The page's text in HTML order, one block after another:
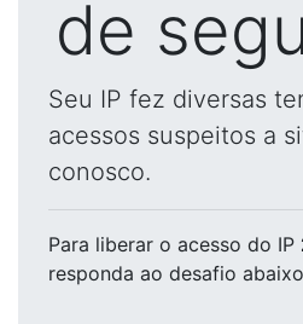
de
Seu IP fez diversas
acessos suspeitos a
conosco.
Para liberar o acesso do IP
responda ao desafio